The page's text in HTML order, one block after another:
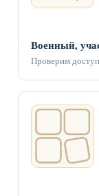
Военный,
Проверим